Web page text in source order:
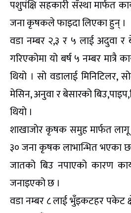
पशुपंक्षि सहकारी सँस्था मार्फत
जना कृषकले फाइदा लिएका हुन् ।
वडा नम्बर २,३ र ५ लाई अदुवा र
गरिएकोमा यो बर्ष ५ नम्बर मात्रै
थियो । सो वडालाई मिनिटिलर,
मेसिन, अनुवा र बेसारको
थियो ।
शाखाजोर कृषक समुह मार्फत लागू
३० जना कृषक लाभान्भित भएका
जातको बिउ नपाएको कारण
जनाइएको छ ।
वडा नम्बर ८ लाई भुँइकटहर पकेट